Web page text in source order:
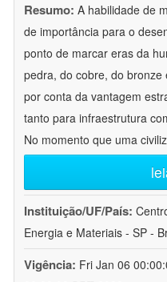
Resumo: A habilidade de
de importância para o
ponto de marcar eras da
pedra, do cobre, do
por conta da vantagem
tanto para infraestrutura
No momento que uma
Instituição/UF/País:
Energia e Materiais - SP -
Vigência: Fri Jan 06